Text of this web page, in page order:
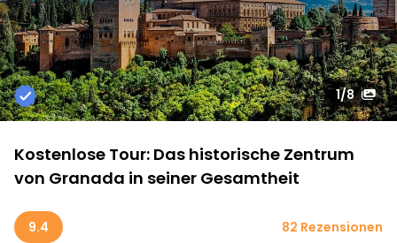
1/8
Kostenlose Tour: Das historische Zentrum
von Granada in seiner Gesamtheit
9.4 82 Rezensionen